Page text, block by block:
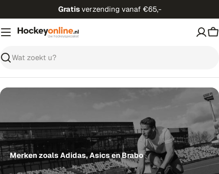
direct
naar
inhoud
Gratis verzending vanaf €65,-
Zoeken
Merken zoals Adidas, Asics en Brabo